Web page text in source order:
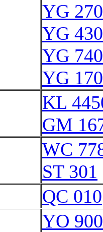
YG
YG
YG
YG
KL
GM
WC
ST 301
QC 010
YO